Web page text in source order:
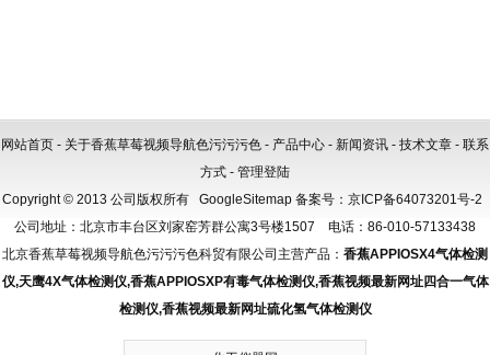
网站首页 - 关于香蕉草莓视频导航色污污污色 - 产品中心 - 新闻资讯 - 技术文章 - 联系
方式 - 管理登陆
Copyright © 2013 公司版权所有 GoogleSitemap备案号： 京ICP备64073201号-2
公司地址：北京市丰台区刘家窑芳群公寓3号楼1507 电话：86-010-57133438
北京香蕉草莓视频导航色污污污色科贸有限公司主营产品： 香蕉APPIOSX4气体检测
仪,天鹰4X气体检测仪,香蕉APPIOSXP有毒气体检测仪,香蕉视频最新网址四合一气体
检测仪,香蕉视频最新网址硫化氢气体检测仪